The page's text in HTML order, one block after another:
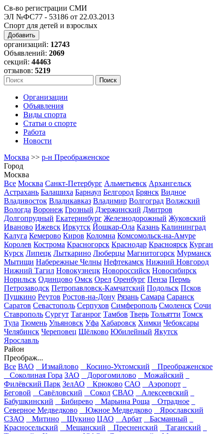
Св-во регистрации СМИ
ЭЛ №ФС77 - 53186 от 22.03.2013
Спорт для детей и взрослых
Добавить
организаций: 12743
Объявлений: 2069
секций: 44463
отзывов: 5219
Организации
Объявления
Виды спорта
Статьи о спорте
Работа
Новости
Москва >> р-н Преображенское
Город
Москва
Все Москва Санкт-Петербург Альметьевск Архангельск
Астрахань Балашиха Барнаул Белгород Брянск Видное
Владивосток Владикавказ Владимир Волгоград Волжский
Вологда Воронеж Грозный Дзержинский Дмитров
Долгопрудный Екатеринбург Железнодорожный Жуковский
Иваново Ижевск Иркутск Йошкар-Ола Казань Калининград
Калуга Кемерово Киров Коломна Комсомольск-на-Амуре
Королев Кострома Красногорск Краснодар Красноярск Курган
Курск Липецк Лыткарино Люберцы Магнитогорск Мурманск
Мытищи Набережные Челны Нефтекамск Нижний Новгород
Нижний Тагил Новокузнецк Новороссийск Новосибирск
Норильск Одинцово Омск Орел Оренбург Пенза Пермь
Петрозаводск Петропавловск-Камчатский Подольск Псков
Пушкино Реутов Ростов-на-Дону Рязань Самара Саранск
Саратов Севастополь Серпухов Симферополь Смоленск Сочи
Ставрополь Сургут Таганрог Тамбов Тверь Тольятти Томск
Тула Тюмень Ульяновск Уфа Хабаровск Химки Чебоксары
Челябинск Череповец Щёлково Юбилейный Якутск
Ярославль
Район
Преображ...
Все ВАО Измайлово Косино-Ухтомский
Преображенское
Соколиная Гора ЗАО Дорогомилово
Можайский
Филёвский Парк ЗелАО Крюково САО
Аэропорт
Беговой
Савёловский Сокол СВАО
Алексеевский
Бабушкинский
Бибирево Марьина Роща
Отрадное
Северное Медведково
Южное Медведково
Ярославский
СЗАО
Митино Щукино ЦАО Арбат
Басманный
Красносельский
Мещанский Пресненский
Таганский